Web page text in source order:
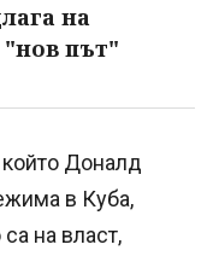
на
път"
Доналд
в Куба,
на власт,